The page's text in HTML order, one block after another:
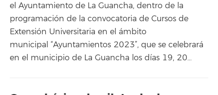
el Ayuntamiento de La Guancha, dentro de la
programación de la convocatoria de Cursos de
Extensión Universitaria en el ámbito
municipal “Ayuntamientos 2023”, que se celebrará
en el municipio de La Guancha los días 19, 20…